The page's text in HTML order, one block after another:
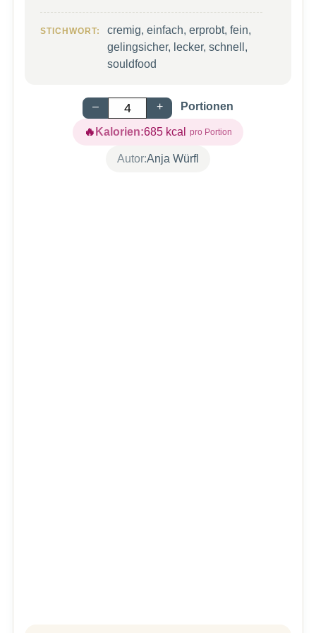
STICHWORT:
cremig, einfach, erprobt, fein,
gelingsicher, lecker, schnell,
souldfood
– + Portionen
Kalorien:685 kcal
Autor:Anja Würfl